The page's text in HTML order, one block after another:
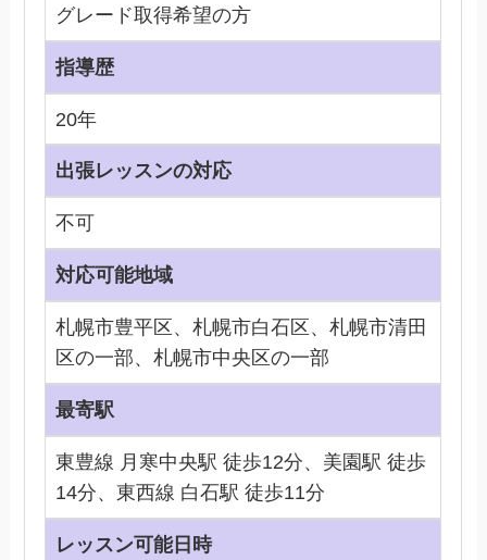
グレード取得希望の方
指導歴
20年
出張レッスンの対応
不可
対応可能地域
札幌市豊平区、札幌市白石区、札幌市清田
区の一部、札幌市中央区の一部
最寄駅
東豊線 月寒中央駅 徒歩12分、美園駅 徒歩
14分、東西線 白石駅 徒歩11分
レッスン可能日時